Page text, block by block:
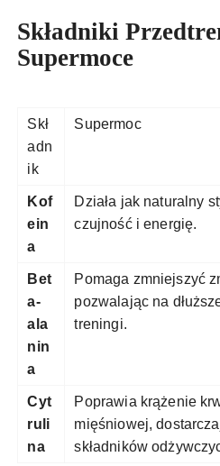
Składniki
Supermoce
Skł
adn
ik
Supermoc
Kof
ein
a
Działa jak naturalny
czujność i energię.
Bet
a-
ala
nin
a
Pomaga zmniejszyć
pozwalając na
treningi.
Cyt
ruli
na
Poprawia krążenie
mięśniowej,
składników